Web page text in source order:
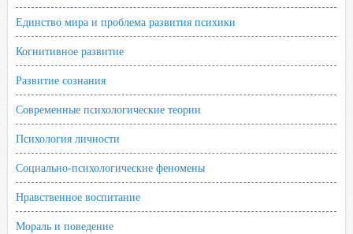
Единство мира и проблема развития психики
Когнитивное развитие
Развитие сознания
Современные психологические теории
Психология личности
Социально-психологические феномены
Нравственное воспитание
Мораль и поведение